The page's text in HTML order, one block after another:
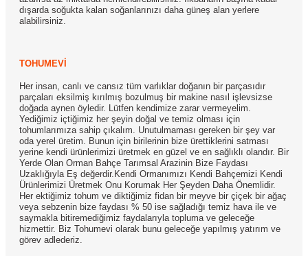
dışarda soğukta kalan soğanlarınızı daha güneş alan yerlere
alabilirsiniz.
TOHUMEVİ
Her insan, canlı ve cansız tüm varlıklar doğanın bir parçasıdır
parçaları eksilmiş kırılmış bozulmuş bir makine nasıl işlevsizse
doğada aynen öyledir. Lütfen kendimize zarar vermeyelim.
Yediğimiz içtiğimiz her şeyin doğal ve temiz olması için
tohumlarımıza sahip çıkalım. Unutulmaması gereken bir şey var
oda yerel üretim. Bunun için birilerinin bize ürettiklerini satması
yerine kendi ürünlerimizi üretmek en güzel ve en sağlıklı olandır. Bir
Yerde Olan Orman Bahçe Tarımsal Arazinin Bize Faydası
Uzaklığıyla Eş değerdir.Kendi Ormanımızı Kendi Bahçemizi Kendi
Ürünlerimizi Üretmek Onu Korumak Her Şeyden Daha Önemlidir.
Her ektiğimiz tohum ve diktiğimiz fidan bir meyve bir çiçek bir ağaç
veya sebzenin bize faydası % 50 ise sağladığı temiz hava ile ve
saymakla bitiremediğimiz faydalarıyla topluma ve geleceğe
hizmettir. Biz Tohumevi olarak bunu geleceğe yapılmış yatırım ve
görev adlederiz.